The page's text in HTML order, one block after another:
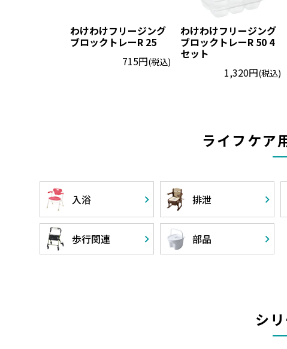
わけわけフリージング
ブロックトレーR 25
715円(税込)
わけわけフリージング
ブロックトレーR 50 4
セット
1,320円(税込)
ライフケア
入浴 排泄
歩行関連 部品
シ